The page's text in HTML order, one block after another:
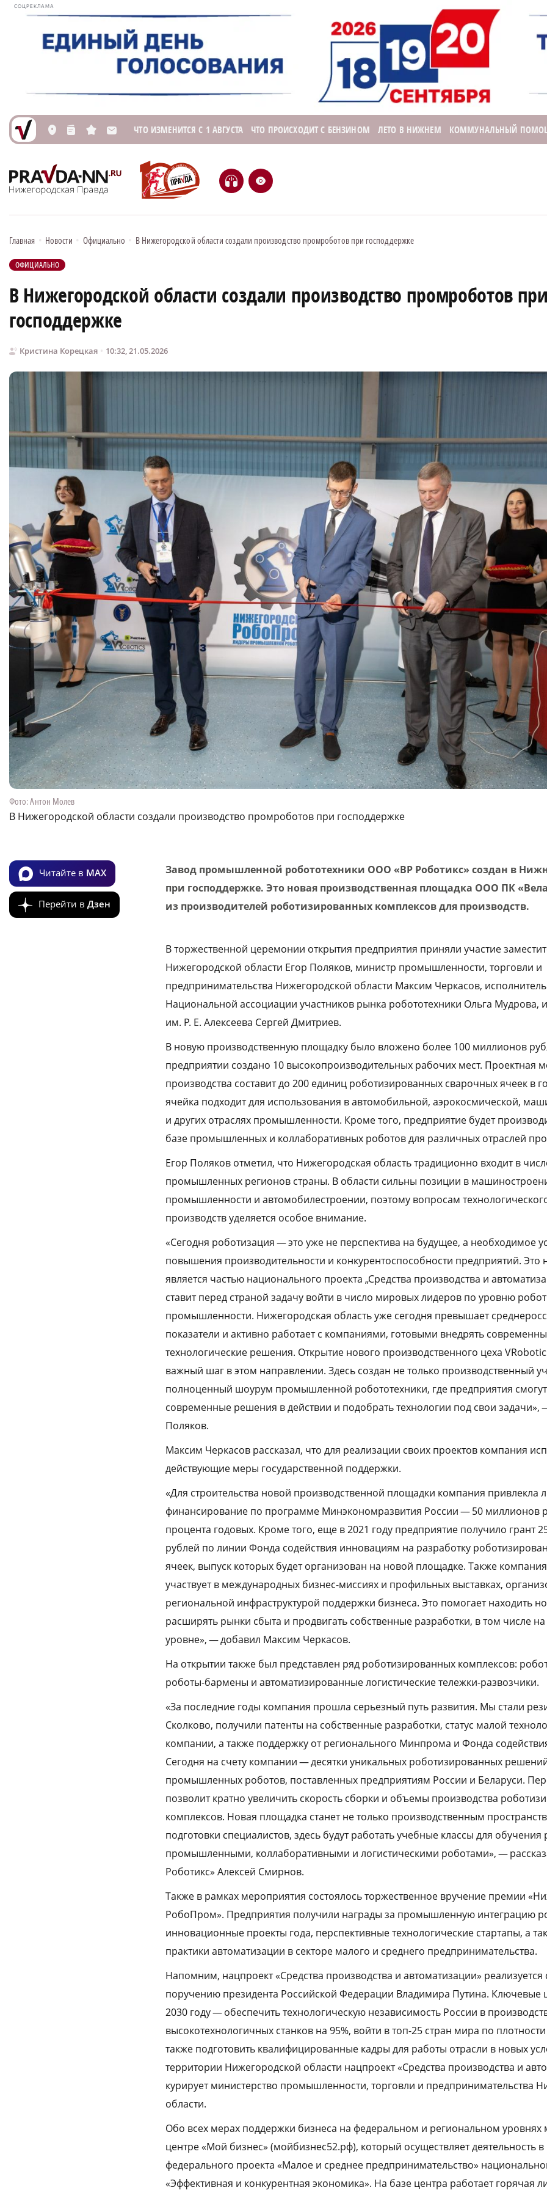
СОЦРЕКЛАМА
L n s M ЧТО ИЗМЕНИТСЯ С 1 АВГУСТА ЧТО ПРОИСХОДИТ С БЕНЗИНОМ ЛЕТО В НИЖНЕМ КОММУНАЛЬНЫЙ
H e
Главная • Новости • Официально • В Нижегородской области создали производство промроботов при господдержке
ОФИЦИАЛЬНО
В Нижегородской области создали производство промроботов при
господдержке
Кристина Корецкая 10:32, 21.05.2026
Фото: Антон Молев
В Нижегородской области создали производство промроботов при господдержке
Читайте в MAX
Перейти в Дзен
Завод промышленной робототехники ООО «ВР Роботикс» создан в
при господдержке. Это новая производственная площадка ООО ПК
из производителей роботизированных комплексов для производств.
В торжественной церемонии открытия предприятия приняли участие
Нижегородской области Егор Поляков, министр промышленности, торговли и
предпринимательства Нижегородской области Максим Черкасов,
Национальной ассоциации участников рынка робототехники Ольга Мудрова,
им. Р. Е. Алексеева Сергей Дмитриев.
В новую производственную площадку было вложено более 100 миллионов
предприятии создано 10 высокопроизводительных рабочих мест. Проектная
производства составит до 200 единиц роботизированных сварочных ячеек в
ячейка подходит для использования в автомобильной, аэрокосмической,
и других отраслях промышленности. Кроме того, предприятие будет
базе промышленных и коллаборативных роботов для различных отраслей
Егор Поляков отметил, что Нижегородская область традиционно входит в
промышленных регионов страны. В области сильны позиции в
промышленности и автомобилестроении, поэтому вопросам
производств уделяется особое внимание.
«Сегодня роботизация — это уже не перспектива на будущее, а необходимое
повышения производительности и конкурентоспособности предприятий. Это
является частью национального проекта „Средства производства и
ставит перед страной задачу войти в число мировых лидеров по уровню
промышленности. Нижегородская область уже сегодня превышает
показатели и активно работает с компаниями, готовыми внедрять
технологические решения. Открытие нового производственного цеха
важный шаг в этом направлении. Здесь создан не только производственный
полноценный шоурум промышленной робототехники, где предприятия смогут
современные решения в действии и подобрать технологии под свои задачи»,
Поляков.
Максим Черкасов рассказал, что для реализации своих проектов компания
действующие меры государственной поддержки.
«Для строительства новой производственной площадки компания привлекла
финансирование по программе Минэкономразвития России — 50 миллионов
процента годовых. Кроме того, еще в 2021 году предприятие получило грант
рублей по линии Фонда содействия инновациям на разработку
ячеек, выпуск которых будет организован на новой площадке. Также
участвует в международных бизнес-миссиях и профильных выставках,
региональной инфраструктурой поддержки бизнеса. Это помогает находить
расширять рынки сбыта и продвигать собственные разработки, в том числе
уровне», — добавил Максим Черкасов.
На открытии также был представлен ряд роботизированных комплексов:
роботы-бармены и автоматизированные логистические тележки-развозчики.
«За последние годы компания прошла серьезный путь развития. Мы стали
Сколково, получили патенты на собственные разработки, статус малой
компании, а также поддержку от регионального Минпрома и Фонда
Сегодня на счету компании — десятки уникальных роботизированных
промышленных роботов, поставленных предприятиям России и Беларуси.
позволит кратно увеличить скорость сборки и объемы производства
комплексов. Новая площадка станет не только производственным
подготовки специалистов, здесь будут работать учебные классы для обучения
промышленными, коллаборативными и логистическими роботами», —
Роботикс» Алексей Смирнов.
Также в рамках мероприятия состоялось торжественное вручение премии
РобоПром». Предприятия получили награды за промышленную интеграцию
инновационные проекты года, перспективные технологические стартапы, а
практики автоматизации в секторе малого и среднего предпринимательства.
Напомним, нацпроект «Средства производства и автоматизации» реализуется
поручению президента Российской Федерации Владимира Путина. Ключевые
2030 году — обеспечить технологическую независимость России в
высокотехнологичных станков на 95%, войти в топ-25 стран мира по
также подготовить квалифицированные кадры для работы отрасли в новых
территории Нижегородской области нацпроект «Средства производства и
курирует министерство промышленности, торговли и предпринимательства
области.
Обо всех мерах поддержки бизнеса на федеральном и региональном уровнях
центре «Мой бизнес» (мойбизнес52.рф), который осуществляет деятельность
федерального проекта «Малое и среднее предпринимательство»
«Эффективная и конкурентная экономика». На базе центра работает горячая